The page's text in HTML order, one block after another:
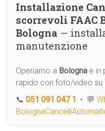
Installazione
scorrevoli FAAC
Bologna —
manutenzione
Operiamo a Bologna e in
rapido con foto/video su
📞051 091 047 1 • 💬